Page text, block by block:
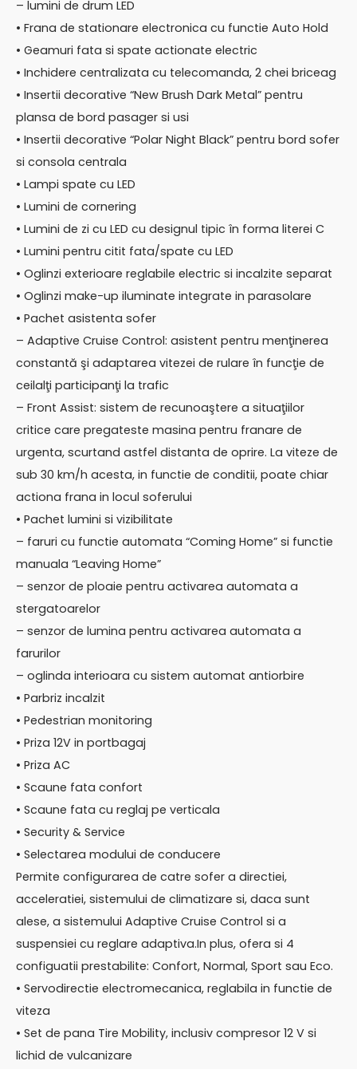
– lumini de drum LED
• Frana de stationare electronica cu functie Auto Hold
• Geamuri fata si spate actionate electric
• Inchidere centralizata cu telecomanda, 2 chei briceag
• Insertii decorative “New Brush Dark Metal” pentru
plansa de bord pasager si usi
• Insertii decorative “Polar Night Black” pentru bord sofer
si consola centrala
• Lampi spate cu LED
• Lumini de cornering
• Lumini de zi cu LED cu designul tipic în forma literei C
• Lumini pentru citit fata/spate cu LED
• Oglinzi exterioare reglabile electric si incalzite separat
• Oglinzi make-up iluminate integrate in parasolare
• Pachet asistenta sofer
– Adaptive Cruise Control: asistent pentru menţinerea
constantă şi adaptarea vitezei de rulare în funcţie de
ceilalţi participanţi la trafic
– Front Assist: sistem de recunoaştere a situaţiilor
critice care pregateste masina pentru franare de
urgenta, scurtand astfel distanta de oprire. La viteze de
sub 30 km/h acesta, in functie de conditii, poate chiar
actiona frana in locul soferului
• Pachet lumini si vizibilitate
– faruri cu functie automata “Coming Home” si functie
manuala “Leaving Home”
– senzor de ploaie pentru activarea automata a
stergatoarelor
– senzor de lumina pentru activarea automata a
farurilor
– oglinda interioara cu sistem automat antiorbire
• Parbriz incalzit
• Pedestrian monitoring
• Priza 12V in portbagaj
• Priza AC
• Scaune fata confort
• Scaune fata cu reglaj pe verticala
• Security & Service
• Selectarea modului de conducere
Permite configurarea de catre sofer a directiei,
acceleratiei, sistemului de climatizare si, daca sunt
alese, a sistemului Adaptive Cruise Control si a
suspensiei cu reglare adaptiva.In plus, ofera si 4
configuatii prestabilite: Confort, Normal, Sport sau Eco.
• Servodirectie electromecanica, reglabila in functie de
viteza
• Set de pana Tire Mobility, inclusiv compresor 12 V si
lichid de vulcanizare